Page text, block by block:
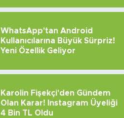
WhatsApp'tan Android
Kullanıcılarına Büyük Sürpriz!
Yeni Özellik Geliyor
Karolin Fişekçi'den Gündem
Olan Karar! Instagram Üyeliği
4 Bin TL Oldu